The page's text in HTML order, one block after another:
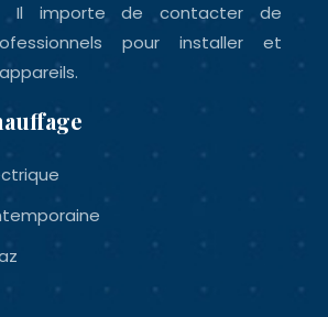
Il importe de contacter de
pour installer et